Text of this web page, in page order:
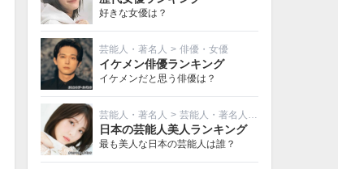
好きな女優は？
芸能人・著名人 > 俳優・女優
イケメン俳優ランキング
イケメンだと思う俳優は？
芸能人・著名人 > 芸能人・著名人その他
日本の芸能人美人ランキング
最も美人な日本の芸能人は誰？